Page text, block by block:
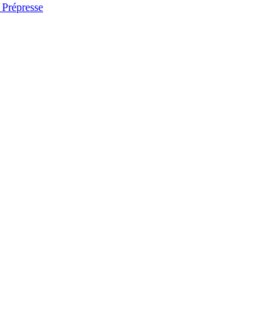
Prépresse